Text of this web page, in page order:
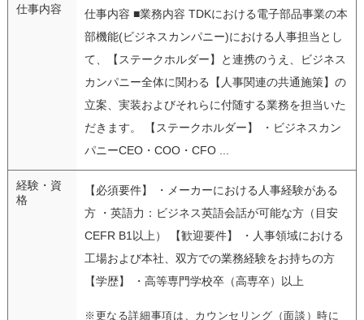
仕事内容
仕事内容 ■業務内容 TDKにおける電子部品事業の本
部機能(ビジネスカンパニー)における人事担当とし
て、【ステークホルダー】と連携のうえ、ビジネス
カンパニー全体に関わる【人事関連の共通施策】の
立案、実装およびそれらに付随する業務を担当いた
だきます。 【ステークホルダー】 ・ビジネスカン
パニーCEO・COO・CFO ...
経験・資
格
【必須要件】 ・メーカーにおける人事経験がある
方 ・英語力：ビジネス英語会話が可能な方（目安
CEFR B1以上） 【歓迎要件】 ・人事領域における
工場および本社、双方での業務経験をお持ちの方
【学歴】 ・高等専門学校卒（高専卒）以上
※更なる詳細事項は、カウンセリング（面談）時に